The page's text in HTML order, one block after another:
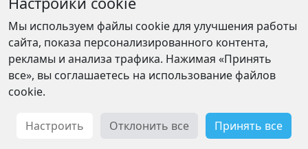
другой день кликнул старик Ван Саня,
кликнул всю тысячу мастеров, велел им
к себе на плечи залезть. Надел шапку с
новыми шариками, сделал несколько
шагов, у ворот очутился. Понес старик
мастеров в сад. Издалека услыхали
мастера, как славно дикая слива поет. А
Мы используем файлы cookie для улучшения работы
сайта, показа персонализированного контента,
рекламы и анализа трафика. Нажимая «Принять
все», вы соглашаетесь на использование файлов
cookie.
Настроить Отклонить все Принять все